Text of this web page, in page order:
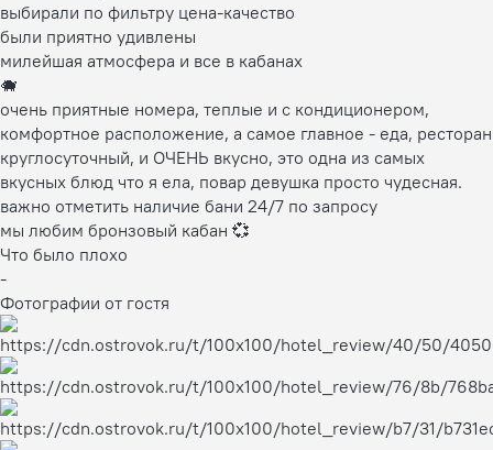
выбирали по фильтру цена-качество
были приятно удивлены
милейшая атмосфера и все в кабанах
🐗
очень приятные номера, теплые и с кондиционером,
комфортное расположение, а самое главное - еда, ресторан
круглосуточный, и ОЧЕНЬ вкусно, это одна из самых
вкусных блюд что я ела, повар девушка просто чудесная.
важно отметить наличие бани 24/7 по запросу
мы любим бронзовый кабан 💞
Что было плохо
-
Фотографии от гостя